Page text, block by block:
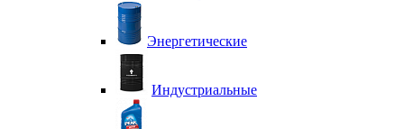
Энергетические
Индустриальные